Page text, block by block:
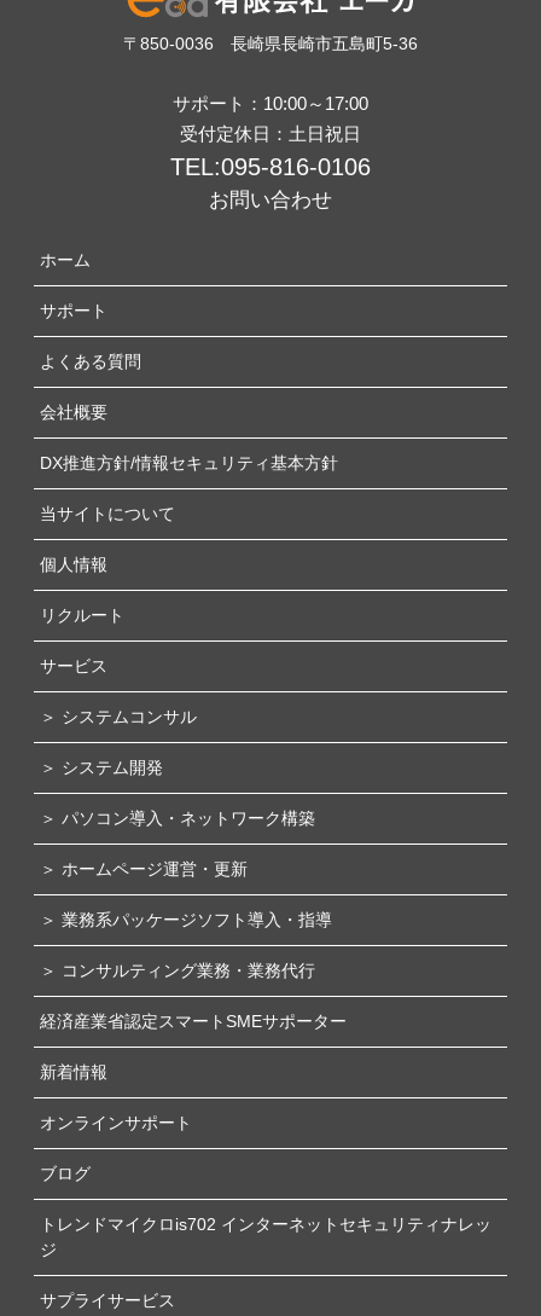
〒850-0036 長崎県長崎市五島町5-36
サポート：10:00～17:00
受付定休日：土日祝日
TEL:095-816-0106
お問い合わせ
ホーム
サポート
よくある質問
会社概要
DX推進方針/情報セキュリティ基本方針
当サイトについて
個人情報
リクルート
サービス
＞ システムコンサル
＞ システム開発
＞ パソコン導入・ネットワーク構築
＞ ホームページ運営・更新
＞ 業務系パッケージソフト導入・指導
＞ コンサルティング業務・業務代行
経済産業省認定スマートSMEサポーター
新着情報
オンラインサポート
ブログ
トレンドマイクロis702 インターネットセキュリティナレッ
ジ
サプライサービス